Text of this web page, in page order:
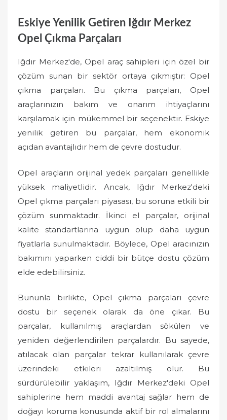
Eskiye Yenilik Getiren Iğdır Merkez
Opel Çıkma Parçaları
Iğdır Merkez'de, Opel araç sahipleri için özel bir
çözüm sunan bir sektör ortaya çıkmıştır: Opel
çıkma parçaları. Bu çıkma parçaları, Opel
araçlarınızın bakım ve onarım ihtiyaçlarını
karşılamak için mükemmel bir seçenektir. Eskiye
yenilik getiren bu parçalar, hem ekonomik
açıdan avantajlıdır hem de çevre dostudur.
Opel araçların orijinal yedek parçaları genellikle
yüksek maliyetlidir. Ancak, Iğdır Merkez'deki
Opel çıkma parçaları piyasası, bu soruna etkili bir
çözüm sunmaktadır. İkinci el parçalar, orijinal
kalite standartlarına uygun olup daha uygun
fiyatlarla sunulmaktadır. Böylece, Opel aracınızın
bakımını yaparken ciddi bir bütçe dostu çözüm
elde edebilirsiniz.
Bununla birlikte, Opel çıkma parçaları çevre
dostu bir seçenek olarak da öne çıkar. Bu
parçalar, kullanılmış araçlardan sökülen ve
yeniden değerlendirilen parçalardır. Bu sayede,
atılacak olan parçalar tekrar kullanılarak çevre
üzerindeki etkileri azaltılmış olur. Bu
sürdürülebilir yaklaşım, Iğdır Merkez'deki Opel
sahiplerine hem maddi avantaj sağlar hem de
doğayı koruma konusunda aktif bir rol almalarını